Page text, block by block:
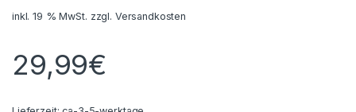
inkl. 19 % MwSt. zzgl. Versandkosten
29,99€